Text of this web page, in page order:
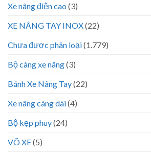
Xe nâng điện cao (3)
XE NÂNG TAY INOX(22)
Chưa được phân loại(1.779)
Bộ càng xe nâng(3)
Bánh Xe Nâng Tay(22)
Xe nâng càng dài(4)
Bộ kẹp phuy(24)
VÕ XE(5)